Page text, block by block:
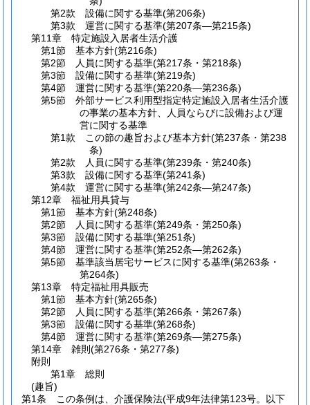
第2款
設備に関する基準(第206条)
第3款
運営に関する基準(第207条―第215条)
第11章
特定施設入居者生活介護
第1節
基本方針(第216条)
第2節
人員に関する基準(第217条・第218条)
第3節
設備に関する基準(第219条)
第4節
運営に関する基準(第220条―第236条)
第5節
外部サービス利用型指定特定施設入居者生活介護
の事業の基本方針、人員ならびに設備および運
営に関する基準
第1款
この節の趣旨および基本方針(第237条・第238
条)
第2款
人員に関する基準(第239条・第240条)
第3款
設備に関する基準(第241条)
第4款
運営に関する基準(第242条―第247条)
第12章
福祉用具貸与
第1節
基本方針(第248条)
第2節
人員に関する基準(第249条・第250条)
第3節
設備に関する基準(第251条)
第4節
運営に関する基準(第252条―第262条)
第5節
基準該当居宅サービスに関する基準(第263条・
第264条)
第13章
特定福祉用具販売
第1節
基本方針(第265条)
第2節
人員に関する基準(第266条・第267条)
第3節
設備に関する基準(第268条)
第4節
運営に関する基準(第269条―第275条)
第14章
雑則 (第276条・第277条)
附則
第1章
総則
(趣旨)
第1条
この条例は、介護保険法(平成9年法律第123号。以下